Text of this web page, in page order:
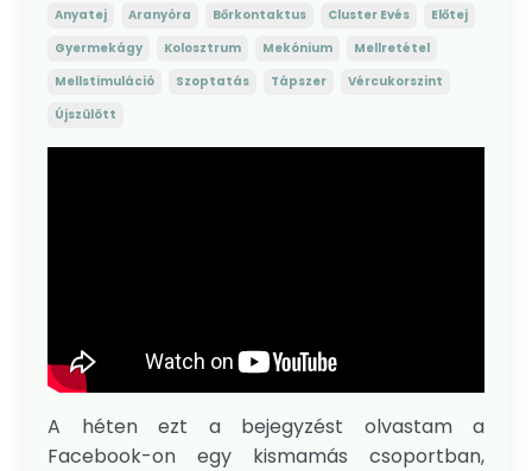
Anyatej Aranyóra Bőrkontaktus Cluster Evés
Előtej
Gyermekágy
Kolosztrum Mekónium
Mellretétel
Mellstimuláció
Szoptatás Tápszer
Vércukorszint
Újszülött
A héten ezt a bejegyzést olvastam a
Facebook-on egy kismamás csoportban,